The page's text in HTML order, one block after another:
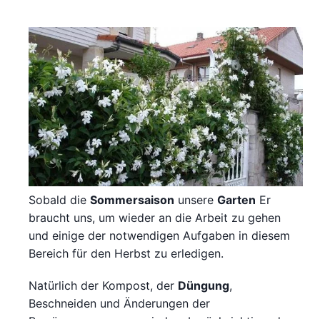
Sobald die Sommersaison unsere Garten Er
braucht uns, um wieder an die Arbeit zu gehen
und einige der notwendigen Aufgaben in diesem
Bereich für den Herbst zu erledigen.
Natürlich der Kompost, der Düngung,
Beschneiden und Änderungen der